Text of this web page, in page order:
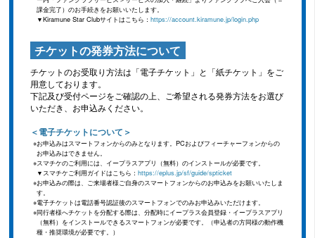
課金完了）のお手続きをお願いいたします。
▼Kiramune Star Clubサイトはこちら： https://account.kiramune.jp/login.php
チケットの発券方法について
チケットのお受取り方法は「電子チケット」と「紙チケット」をご
用意しております。
下記及び受付ページをご確認の上、ご希望される発券方法をお選び
いただき、お申込みください。
＜電子チケットについて＞
お申込みはスマートフォンからのみとなります。PCおよびフィーチャーフォンからの
お申込みはできません。
スマチケのご利用には、イープラスアプリ（無料）のインストールが必要です。
▼スマチケご利用ガイドはこちら： https://eplus.jp/sf/guide/spticket
お申込みの際は、ご来場者様ご自身のスマートフォンからのお申込みをお願いいたしま
す。
電子チケットは電話番号認証後のスマートフォンでのみお申込みいただけます。
同行者様へチケットを分配する際は、分配時にイープラス会員登録・イープラスアプリ
（無料）をインストールできるスマートフォンが必要です。（申込者の方同様の動作機
種・推奨環境が必要です。）